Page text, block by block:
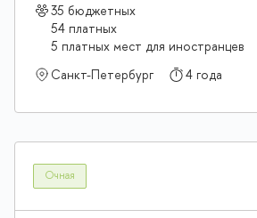
35 бюджетных
54 платных
5 платных мест для иностранцев
Санкт-Петербург
4 года
Очная